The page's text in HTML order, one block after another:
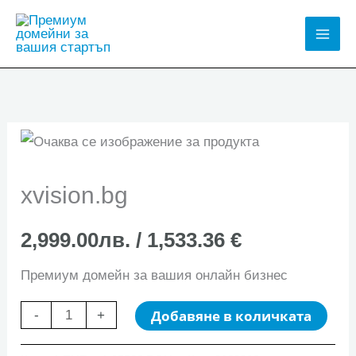
Skip
xvision.bg
2,999.00лв. / 1,533.36 €
Премиум домейн за вашия онлайн бизнес
-
количество
+ Добавяне в количката